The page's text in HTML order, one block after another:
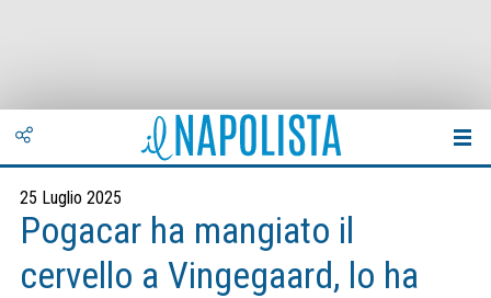
25 Luglio 2025
Pogacar ha mangiato il
cervello a Vingegaard, lo ha